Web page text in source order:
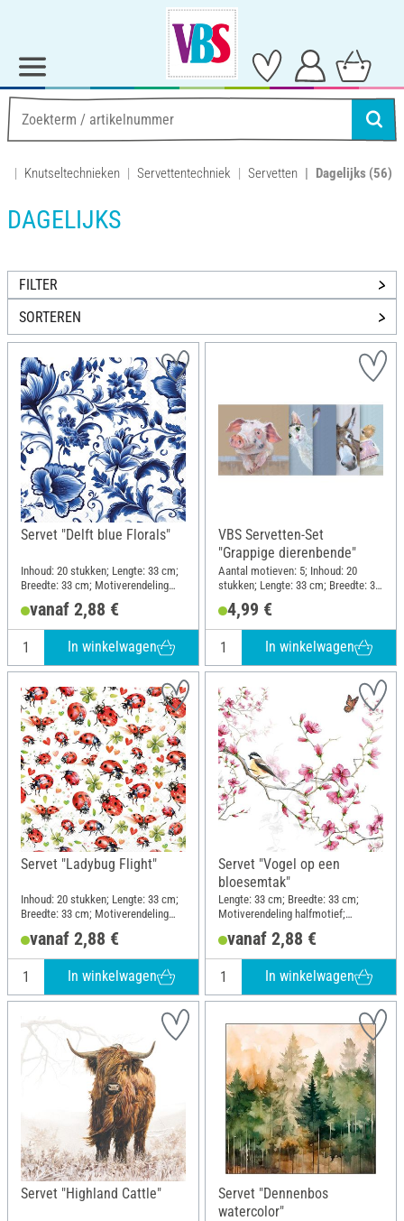
Knutseltechnieken Servettentechniek Servetten Dagelijks (56)
DAGELIJKS
FILTER
SORTEREN
Servet "Delft blue Florals"
Inhoud: 20 stukken; Lengte: 33 cm;
Breedte: 33 cm; Motiverendeling
geheel motief; Materiaal: Papier
vanaf 2,88 €
In winkelwagen
VBS Servetten-Set
"Grappige dierenbende"
Aantal motieven: 5; Inhoud: 20
stukken; Lengte: 33 cm; Breedte: 33
Materiaal: Papier
4,99 €
In winkelwagen
Servet "Ladybug Flight"
Inhoud: 20 stukken; Lengte: 33 cm;
Breedte: 33 cm; Motiverendeling
geheel motief; Materiaal: Papier
vanaf 2,88 €
In winkelwagen
Servet "Vogel op een
bloesemtak"
Lengte: 33 cm; Breedte: 33 cm;
Motiverendeling halfmotief;
Materiaal: Papier
vanaf 2,88 €
In winkelwagen
Servet "Highland Cattle"
Servet "Dennenbos
watercolor"